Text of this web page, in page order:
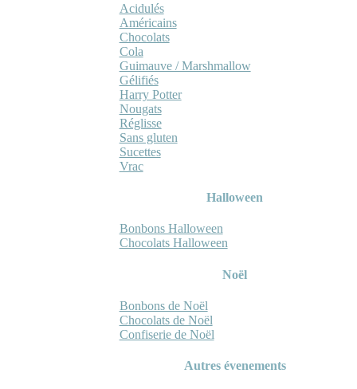
Acidulés
Américains
Chocolats
Cola
Guimauve / Marshmallow
Gélifiés
Harry Potter
Nougats
Réglisse
Sans gluten
Sucettes
Vrac
Halloween
Bonbons Halloween
Chocolats Halloween
Noël
Bonbons de Noël
Chocolats de Noël
Confiserie de Noël
Autres évenements